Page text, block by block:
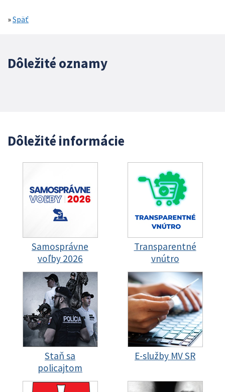
»Späť
Dôležité oznamy
Dôležité informácie
Samosprávne
voľby 2026
Transparentné
vnútro
Staň sa
policajtom
E-služby MV SR